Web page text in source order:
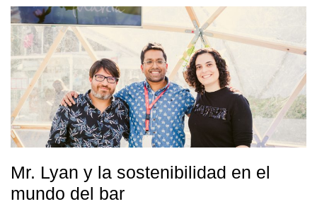
Mr. Lyan y la sostenibilidad en el
mundo del bar